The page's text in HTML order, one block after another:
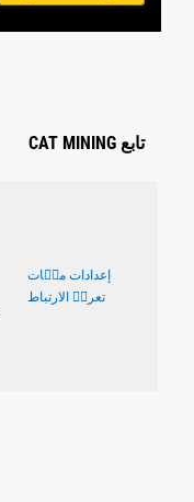
تابع CAT MINING
إعدادات ملٝات
تعريٝ الارتباط